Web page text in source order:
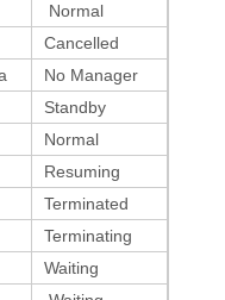
Normal
Cancelled
No Manager
Standby
Normal
Resuming
Terminated
Terminating
Waiting